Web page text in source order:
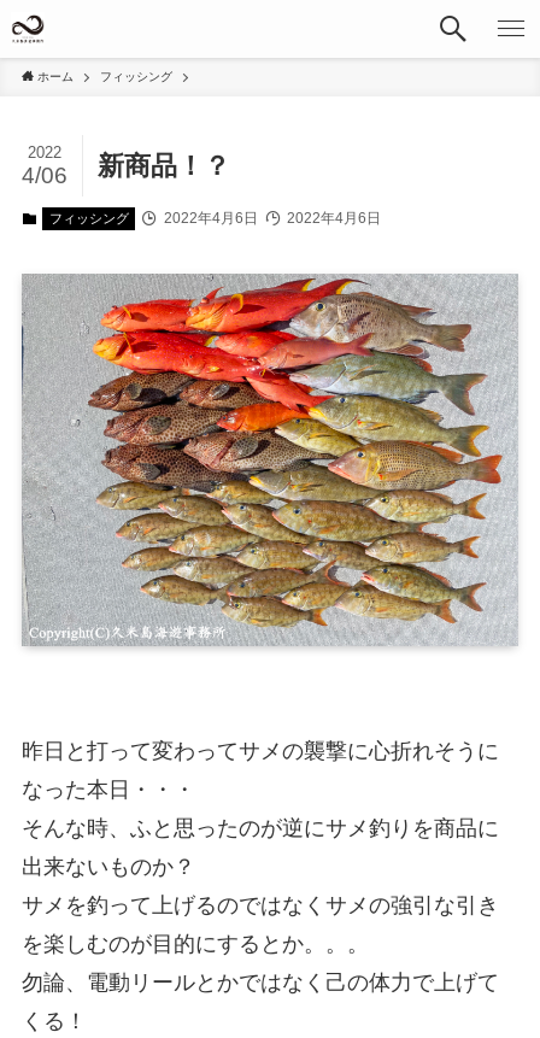
ホーム フィッシング
新商品！？
2022
4/06
フィッシング 2022年4月6日 2022年4月6日
昨日と打って変わってサメの襲撃に心折れそうに
なった本日・・・
そんな時、ふと思ったのが逆にサメ釣りを商品に
出来ないものか？
サメを釣って上げるのではなくサメの強引な引き
を楽しむのが目的にするとか。。。
勿論、電動リールとかではなく己の体力で上げて
くる！